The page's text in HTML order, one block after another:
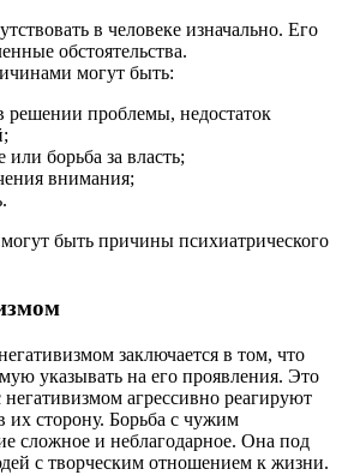
в человеке изначально. Его
обстоятельства.
могут быть:
решении проблемы, недостаток
борьба за власть;
внимания;
быть причины психиатрического
заключается в том, что
указывать на его проявления. Это
агрессивно реагируют
их сторону. Борьба с чужим
сложное и неблагодарное. Она под
с творческим отношением к жизни.